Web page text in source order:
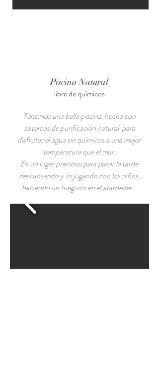
Piscina Natural
libre de químicos​
Tenemos una bella piscina hecha con
sistemas de purificación natural para
disfrutar el agua sin químicos a una mejor
temperatura que el mar.
Es un lugar precioso para pasar la tarde
descansando y /o jugando con los niños,
haciendo un fueguito en el atardecer.